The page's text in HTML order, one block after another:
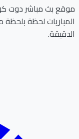
بث مباشر دوت كوم
لحظة بلحظة مع